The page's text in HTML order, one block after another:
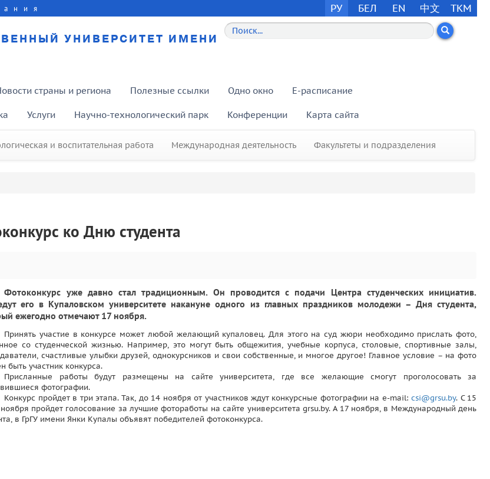
РУ БЕЛ EN 中文 TKM
УНИВЕРСИТЕТ ИМЕНИ
страны и региона Полезные ссылки Одно окно E-расписание
Услуги Научно-технологический парк Конференции Карта сайта
и воспитательная работа Международная деятельность Факультеты и подразделения
ко Дню студента
Фотоконкурс уже давно стал традиционным. Он проводится с подачи Центра студенческих инициатив.
его в Купаловском университете накануне одного из главных праздников молодежи – Дня студента,
ежегодно отмечают 17 ноября.
Принять участие в конкурсе может любой желающий купаловец. Для этого на суд жюри необходимо прислать фото,
со студенческой жизнью. Например, это могут быть общежития, учебные корпуса, столовые, спортивные залы,
счастливые улыбки друзей, однокурсников и свои собственные, и многое другое! Главное условие – на фото
быть участник конкурса.
Присланные работы будут размещены на сайте университета, где все желающие смогут проголосовать за
фотографии.
Конкурс пройдет в три этапа. Так, до 14 ноября от участников ждут конкурсные фотографии на e-mail:csi@grsu.by. С 15
пройдет голосование за лучшие фотоработы на сайте университета grsu.by. А 17 ноября, в Международный день
в ГрГУ имени Янки Купалы объявят победителей фотоконкурса.